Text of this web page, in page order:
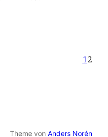
12
Theme von Anders Norén